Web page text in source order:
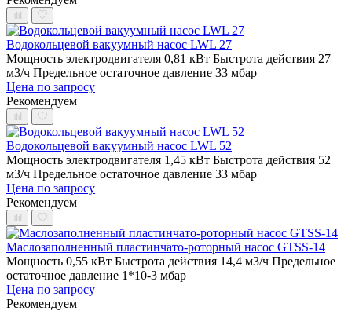
Водокольцевой вакуумный насос LWL 27
Мощность электродвигателя 0,81 кВт Быстрота действия 27
м3/ч Предельное остаточное давление 33 мбар
Цена по запросу
Рекомендуем
Водокольцевой вакуумный насос LWL 52
Мощность электродвигателя 1,45 кВт Быстрота действия 52
м3/ч Предельное остаточное давление 33 мбар
Цена по запросу
Рекомендуем
Маслозаполненный пластинчато-роторный насос GTSS-14
Мощность 0,55 кВт Быстрота действия 14,4 м3/ч Предельное
остаточное давление 1*10-3 мбар
Цена по запросу
Рекомендуем